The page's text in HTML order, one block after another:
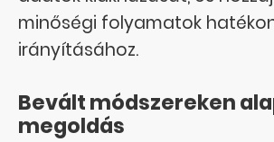
minőségi folyamatok
irányításához.
Bevált módszereken
megoldás